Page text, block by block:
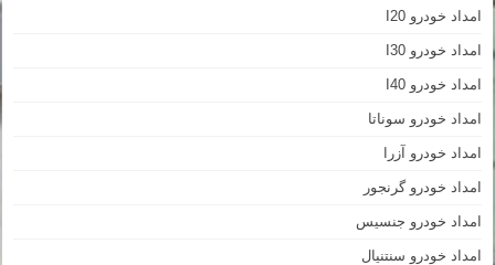
امداد خودرو I20
امداد خودرو I30
امداد خودرو I40
امداد خودرو سوناتا
امداد خودرو آزرا
امداد خودرو گرنجور
امداد خودرو جنسیس
امداد خودرو سنتنیال